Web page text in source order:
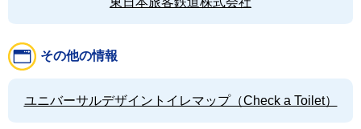
その他の情報
ユニバーサルデザイントイレマップ（Check a Toilet）